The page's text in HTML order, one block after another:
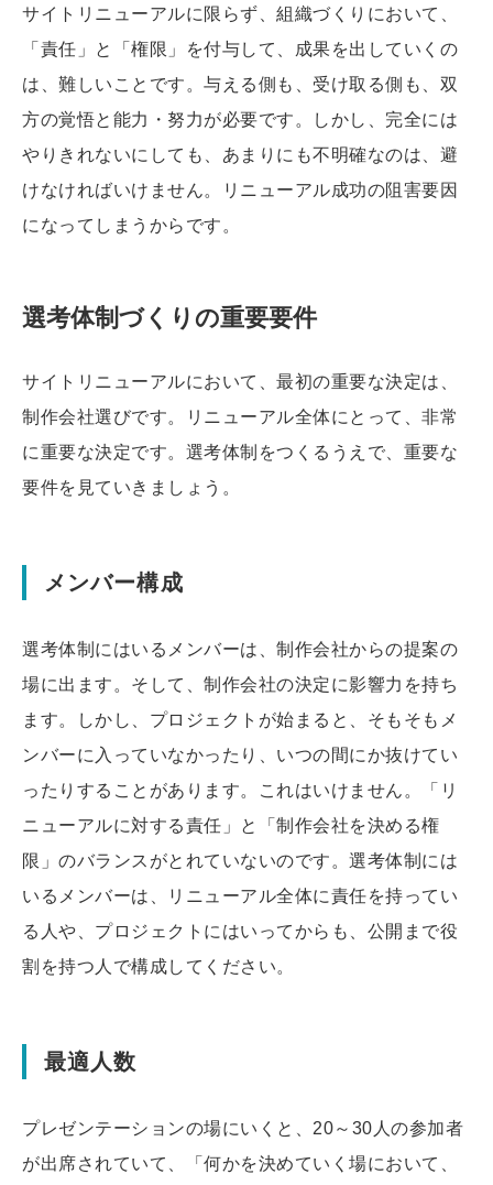
サイトリニューアルに限らず、組織づくりにおいて、
「責任」と「権限」を付与して、成果を出していくの
は、難しいことです。与える側も、受け取る側も、双
方の覚悟と能力・努力が必要です。しかし、完全には
やりきれないにしても、あまりにも不明確なのは、避
けなければいけません。リニューアル成功の阻害要因
になってしまうからです。
選考体制づくりの重要要件
サイトリニューアルにおいて、最初の重要な決定は、
制作会社選びです。リニューアル全体にとって、非常
に重要な決定です。選考体制をつくるうえで、重要な
要件を見ていきましょう。
メンバー構成
選考体制にはいるメンバーは、制作会社からの提案の
場に出ます。そして、制作会社の決定に影響力を持ち
ます。しかし、プロジェクトが始まると、そもそもメ
ンバーに入っていなかったり、いつの間にか抜けてい
ったりすることがあります。これはいけません。「リ
ニューアルに対する責任」と「制作会社を決める権
限」のバランスがとれていないのです。選考体制には
いるメンバーは、リニューアル全体に責任を持ってい
る人や、プロジェクトにはいってからも、公開まで役
割を持つ人で構成してください。
最適人数
プレゼンテーションの場にいくと、20～30人の参加者
が出席されていて、「何かを決めていく場において、